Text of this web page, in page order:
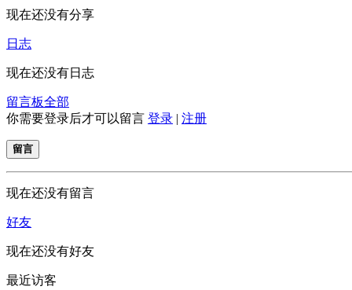
现在还没有分享
日志
现在还没有日志
留言板全部
你需要登录后才可以留言 登录 | 注册
留言
现在还没有留言
好友
现在还没有好友
最近访客